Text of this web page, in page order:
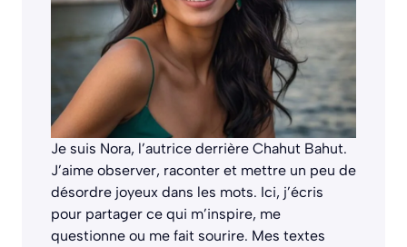
Je suis Nora, l’autrice derrière Chahut Bahut.
J’aime observer, raconter et mettre un peu de
désordre joyeux dans les mots. Ici, j’écris
pour partager ce qui m’inspire, me
questionne ou me fait sourire. Mes textes